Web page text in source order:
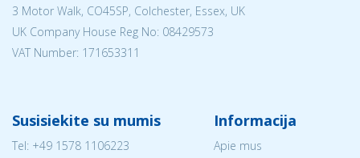
3 Motor Walk, CO45SP, Colchester, Essex, UK
UK Company House Reg No: 08429573
VAT Number: 171653311
Susisiekite su mumis
Tel: +49 1578 1106223
Informacija
Apie mus